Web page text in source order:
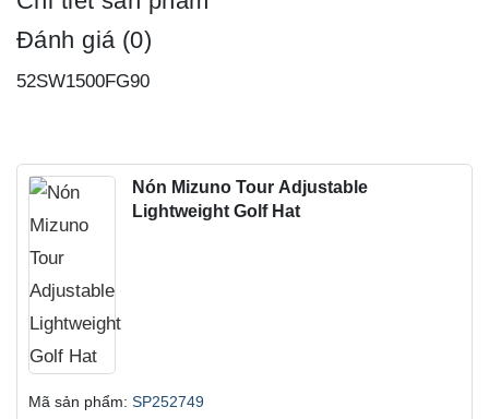
Đánh giá (0)
52SW1500FG90
Nón Mizuno Tour Adjustable
Lightweight Golf Hat
Mã sản phẩm: SP252749